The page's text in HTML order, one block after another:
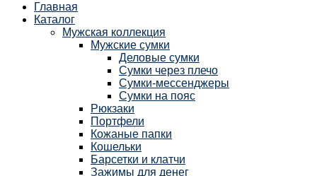
Главная
Каталог
Мужская коллекция
Мужские сумки
Деловые сумки
Сумки через плечо
Сумки-мессенджеры
Сумки на пояс
Рюкзаки
Портфели
Кожаные папки
Кошельки
Барсетки и клатчи
Зажимы для денег